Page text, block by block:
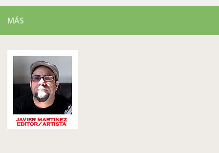
MÁS